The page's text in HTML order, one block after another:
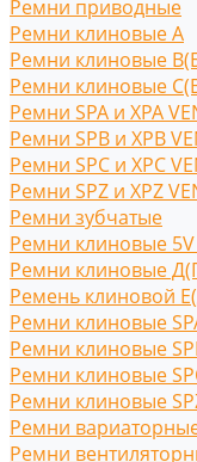
Ремни приводные
Ремни клиновые A
Ремни клиновые
Ремни клиновые
Ремни SPA и XPA
Ремни SPB и XPB
Ремни SPC и XPC
Ремни SPZ и XPZ
Ремни зубчатые
Ремни клиновые 5V
Ремни клиновые
Ремень клиновой
Ремни клиновые
Ремни клиновые
Ремни клиновые
Ремни клиновые
Ремни
Ремни